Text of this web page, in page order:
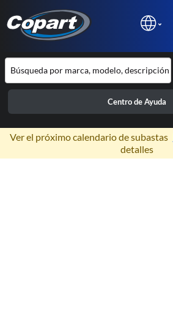
Centro de Ayuda
Ver el próximo calendario de subastas
detalles